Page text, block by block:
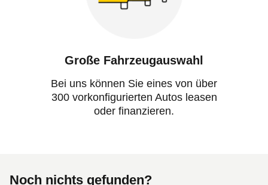
Große Fahrzeugauswahl
Bei uns können Sie eines von über
300 vorkonfigurierten Autos leasen
oder finanzieren.
Noch nichts gefunden?